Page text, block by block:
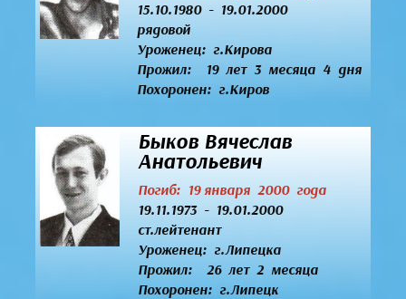
15.10.1980 - 19.01.2000
рядовой
Уроженец:г.Кирова
Прожил: 19 лет 3 месяца 4 дня
Похоронен: г.Киров
Быков Вячеслав
Анатольевич
Погиб: 19 января 2000 года
19.11.1973 - 19.01.2000
ст.лейтенант
Уроженец: г.Липецка
Прожил: 26 лет 2 месяца
Похоронен: г.Липецк